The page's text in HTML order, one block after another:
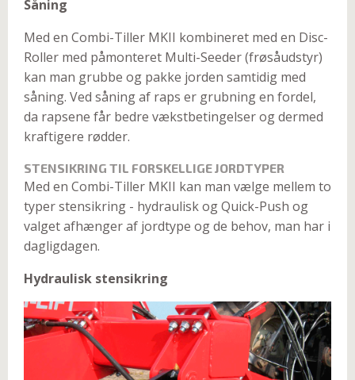
Såning
Med en Combi-Tiller MKII kombineret med en Disc-
Roller med påmonteret Multi-Seeder (frøsåudstyr)
kan man grubbe og pakke jorden samtidig med
såning. Ved såning af raps er grubning en fordel,
da rapsene får bedre vækstbetingelser og dermed
kraftigere rødder.
STENSIKRING TIL FORSKELLIGE JORDTYPER
Med en Combi-Tiller MKII kan man vælge mellem to
typer stensikring - hydraulisk og Quick-Push og
valget afhænger af jordtype og de behov, man har i
dagligdagen.
Hydraulisk stensikring